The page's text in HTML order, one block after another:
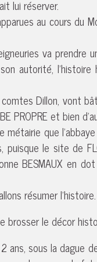
lui réserver.
au cours
va
autorité,
Dillon, vont
PROPRE et bien
que
le site de
BESMAUX en
résumer l’histoire.
brosser le décor
sous la dague